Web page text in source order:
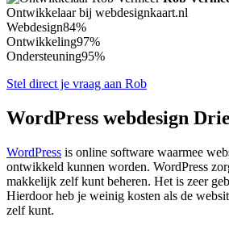
Ontwikkelaar bij webdesignkaart.nl
Webdesign84%
Ontwikkeling97%
Ondersteuning95%
Stel direct je vraag aan Rob
WordPress webdesign
WordPress is online software waarmee
ontwikkeld kunnen worden. WordPress
makkelijk zelf kunt beheren. Het is zeer
Hierdoor heb je weinig kosten als de
zelf kunt.